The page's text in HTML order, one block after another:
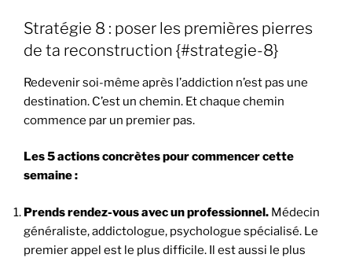
Stratégie 8 : poser les premières pierres
de ta reconstruction {#strategie-8}
Redevenir soi-même après l’addiction n’est pas une
destination. C’est un chemin. Et chaque chemin
commence par un premier pas.
Les 5 actions concrètes pour commencer cette
semaine :
Prends rendez-vous avec un professionnel. Médecin
généraliste, addictologue, psychologue spécialisé. Le
premier appel est le plus difficile. Il est aussi le plus